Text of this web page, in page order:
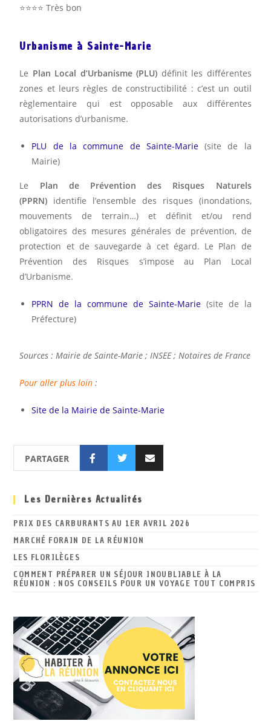
⭐️⭐️⭐️⭐️ Très bon
Urbanisme à Sainte-Marie
Le Plan Local d’Urbanisme (PLU) définit les différentes
zones et leurs règles de constructibilité : c’est un outil
règlementaire qui est opposable aux différentes
autorisations d’urbanisme.
PLU de la commune de Sainte-Marie(site de la
Mairie)
Le Plan de Prévention des Risques Naturels
(PPRN) identifie l’ensemble des risques (inondations,
mouvements de terrain…) et définit et/ou rend
obligatoires des mesures générales de prévention, de
protection et de sauvegarde à cet égard. Le Plan de
Prévention des Risques s’impose au Plan Local
d’Urbanisme.
PPRN de la commune de Sainte-Marie(site de la
Préfecture)
Sources : Mairie de Sainte-Marie ; INSEE ; Notaires de France
Pour aller plus loin :
Site de la Mairie de Sainte-Marie
PARTAGER
Les Dernières Actualités
PRIX DES CARBURANTS AU 1ER AVRIL 2026
MARCHÉ FORAIN DE LA RÉUNION
LES FLORILÈGES
COMMENT PRÉPARER UN SÉJOUR INOUBLIABLE À LA
RÉUNION : NOS CONSEILS POUR UN VOYAGE TOUT COMPRIS